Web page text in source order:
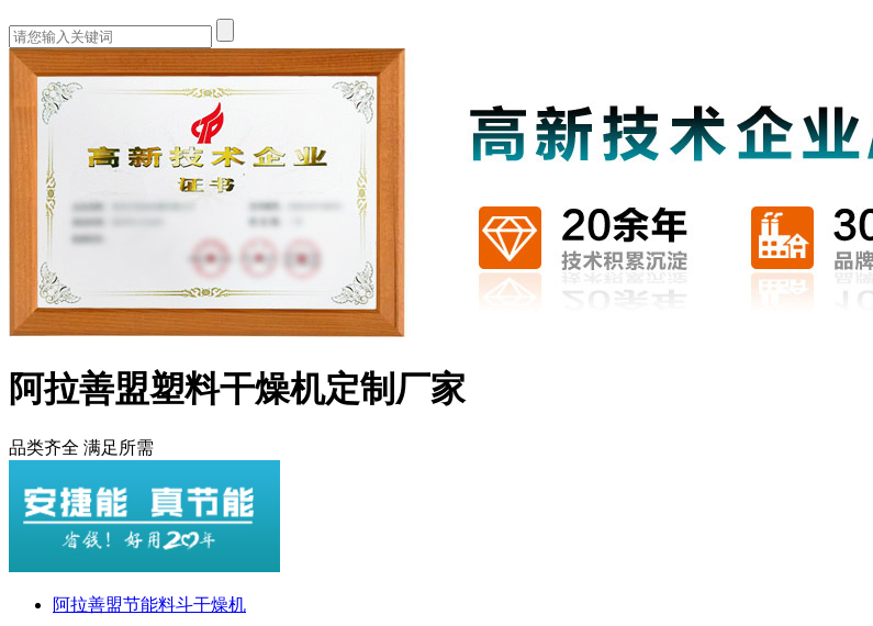
阿拉善盟塑料干燥机定制厂家
品类齐全 满足所需
阿拉善盟节能料斗干燥机